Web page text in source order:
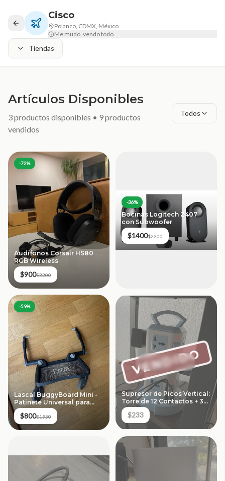
Cisco
Polanco, CDMX, México
Me mudo, vendo todo.
Tiendas
Artículos Disponibles
3productos disponibles • 9productos
vendidos
Todos
-72%
Audífonos Corsair HS80
RGB Wireless
$900$3200
-36%
Bocinas Logitech Z407
con Subwoofer
$1400$2200
-59%
Lascal BuggyBoard Mini -
Patinete Universal para
Carriola
$800$1950
VENDIDO
Supresor de Picos Vertical:
Torre de 12 Contactos + 3
USB
$233